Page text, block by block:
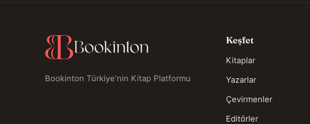
Bookinton Türkiye'nin Kitap Platformu
Keşfet
Kitaplar
Yazarlar
Çevirmenler
Editörler